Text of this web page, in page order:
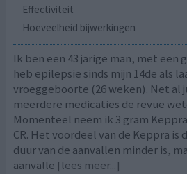
Effectiviteit
Hoeveelheid bijwerkingen
Ik ben een 43 jarige man, met een
heb epilepsie sinds mijn 14de als
vroeggeboorte (26 weken). Net al
meerdere medicaties de revue
Momenteel neem ik 3 gram
CR. Het voordeel van de Keppra
duur van de aanvallen minder is,
aanvalle [lees meer...]